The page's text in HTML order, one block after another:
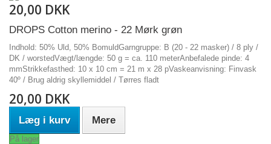
20,00 DKK
DROPS Cotton merino - 22 Mørk grøn
Indhold: 50% Uld, 50% BomuldGarngruppe: B (20 - 22 masker) / 8 ply /
DK / worstedVægt/længde: 50 g = ca. 110 meterAnbefalede pinde: 4
mmStrikkefasthed: 10 x 10 cm = 21 m x 28 pVaskeanvisning: Finvask
40º / Brug aldrig skyllemiddel / Tørres fladt
20,00 DKK
Læg i kurv Mere
På lager